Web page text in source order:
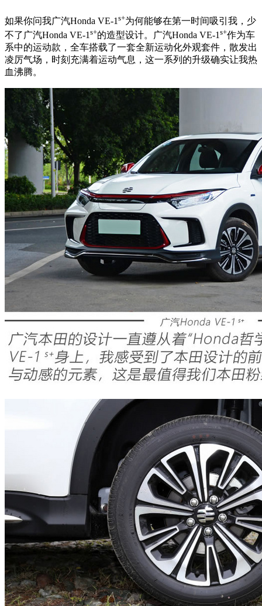
如果你问我广汽Honda VE-1 s+为何能够在第一时间吸引我，少
不了广汽Honda VE-1s+的造型设计。广汽Honda VE-1s+作为车
系中的运动款，全车搭载了一套全新运动化外观套件，散发出
凌厉气场，时刻充满着运动气息，这一系列的升级确实让我热
血沸腾。